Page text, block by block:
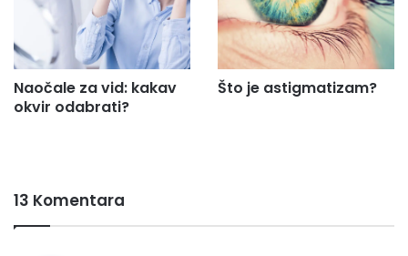
Naočale za vid: kakav
okvir odabrati?
Što je astigmatizam?
13 Komentara